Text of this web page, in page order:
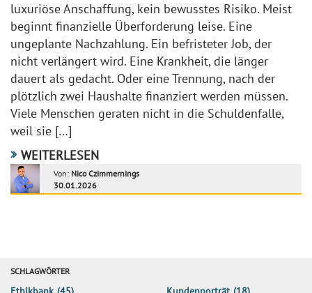
luxuriöse Anschaffung, kein bewusstes Risiko. Meist
beginnt finanzielle Überforderung leise. Eine
ungeplante Nachzahlung. Ein befristeter Job, der
nicht verlängert wird. Eine Krankheit, die länger
dauert als gedacht. Oder eine Trennung, nach der
plötzlich zwei Haushalte finanziert werden müssen.
Viele Menschen geraten nicht in die Schuldenfalle,
weil sie […]
WEITERLESEN
Von: Nico Czimmernings
30.01.2026
SCHLAGWÖRTER